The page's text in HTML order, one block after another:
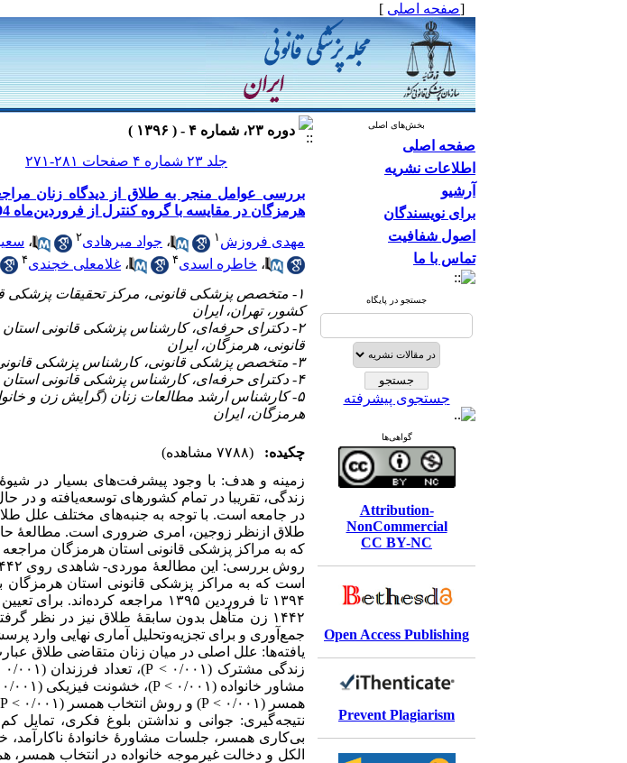
[صفحه اصلی ]
بخش‌های اصلی
صفحه اصلی
اطلاعات نشریه
آرشیو
برای نویسندگان
اصول شفافیت
تماس با ما
جستجو در پایگاه
جستجوی پیشرفته
گواهی‌ها
Attribution-
NonCommercial
CC BY-NC
Open Access Publishing
Prevent Plagiarism
دوره ۲۳، شماره ۴ - ( ۱۳۹۶ )
جلد ۲۳ شماره ۴ صفحات ۲۸۱-۲۷۱
بررسی عوامل منجر به طلاق از دیدگاه زنان
هرمزگان در مقایسه با گروه کنترل از فروردین‌ماه 1394 تا فروردین 1395
مهدی فروزش ۱ ، جواد میرهادی۲ ،
، خاطره اسدی۴ ، غلامعلی خجندی۴
۱- متخصص پزشکی قانونی، مرکز تحقیقات پزشکی
کشور، تهران، ایران
۲- دکترای حرفه‌ای، کارشناس پزشکی قانونی
قانونی، هرمزگان، ایران
۳- متخصص پزشکی قانونی، کارشناس پزشکی قانونی استان هرمزگان، هرمزگان، ایران
۴- دکترای حرفه‌ای، کارشناس پزشکی قانونی استان هرمزگان، هرمزگان، ایران
۵- کارشناس ارشد مطالعات زنان (گرایش زن و
هرمزگان، ایران
چکیده:
(۷۷۸۸ مشاهده)
زمینه و هدف: با وجود پیشرفت‌های بسیار در شیوۀ
زندگی، تقریبا در تمام کشورهای توسعه‌یافته و در
در جامعه است. با توجه به جنبه‌های مختلف علل
طلاق ازنظر زوجین، امری ضروری است. مطالعۀ
که به مراکز پزشکی قانونی استان هرمزگان
است که به مراکز پزشکی قانونی استان هرمزگان
۱۳۹۴ تا فروردین ۱۳۹۵ مراجعه
۱۴۴۲ زن متأهل بدون سابقۀ طلاق نیز در نظر
جمع‌آوری و برای تجزیه‌وتحلیل آماری نهایی وارد
همسر (۰/۰۰۱ > P) و روش انتخاب همسر (۰/۰۰۱ > P).
نتیجه‌گیری: جوانی و نداشتن بلوغ فکری، تمایل
بی‌کاری همسر، جلسات مشاورۀ خانوادۀ ناکارآمد،
الکل و دخالت غیرموجه خانواده در انتخاب